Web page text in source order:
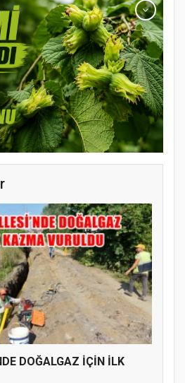
İLÇE BAŞKANLIĞINDA
PROGRAMI
DOĞALGAZ İÇİN İLK